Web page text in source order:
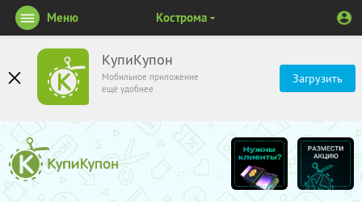
КупиКупон
Мобильное приложение
ещё удобнее
Загрузить
Меню Кострома